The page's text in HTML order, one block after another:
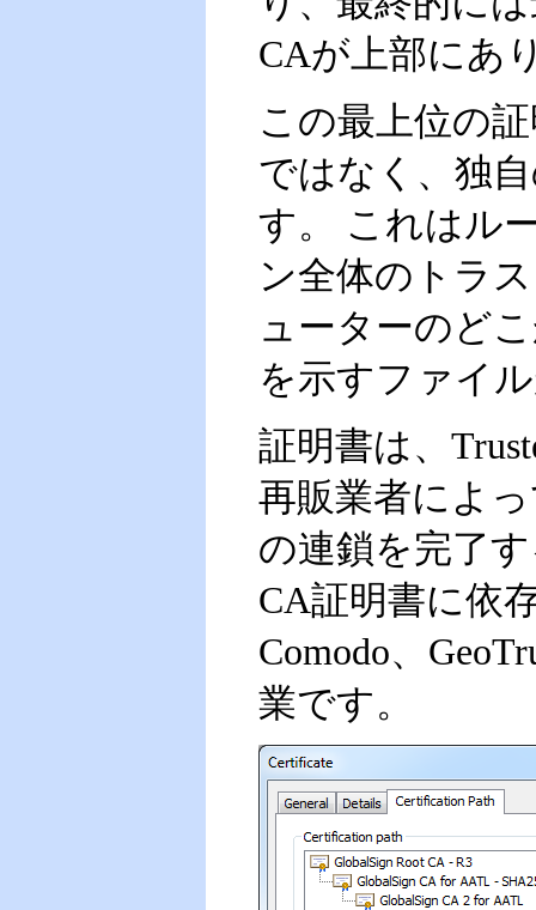
CAが上部にあ
この最上位の
ではなく、独
す。 これはル
ン全体のトラ
ューターのど
を示すファイ
証明書は、
再販業者によ
の連鎖を完了
CA証明書に依
Comodo、
業です。